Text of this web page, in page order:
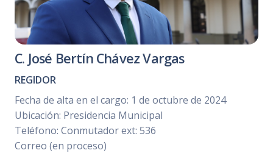
C. José Bertín Chávez Vargas
REGIDOR
Fecha de alta en el cargo: 1 de octubre de 2024
Ubicación: Presidencia Municipal
Teléfono: Conmutador ext: 536
Correo (en proceso)